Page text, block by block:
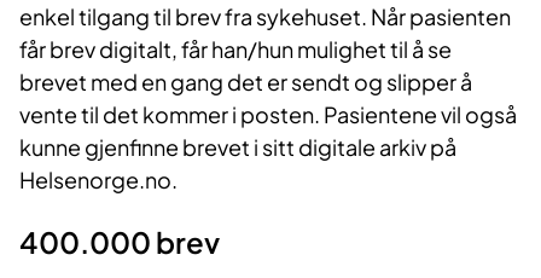
enkel tilgang til brev fra sykehuset. Når pasienten
får brev digitalt, får han/hun mulighet til å se
brevet med en gang det er sendt og slipper å
vente til det kommer i posten. Pasientene vil også
kunne gjenfinne brevet i sitt digitale arkiv på
Helsenorge.no.
400.000 brev